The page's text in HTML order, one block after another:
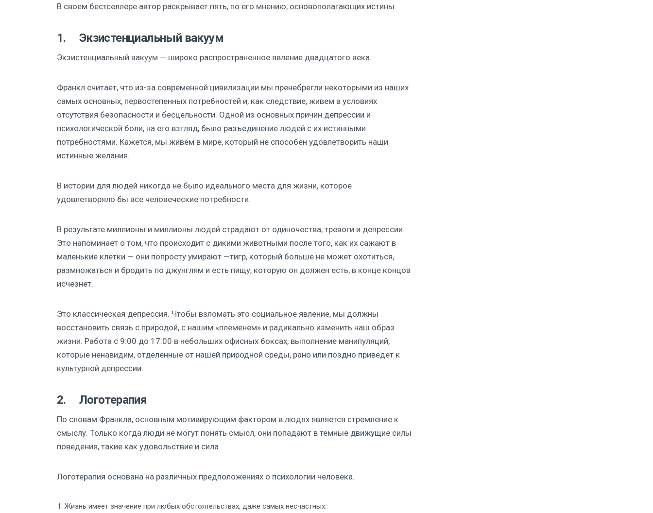
В своем бестселлере автор раскрывает пять, по его мнению, основополагающих истины.
1. Экзистенциальный вакуум
Экзистенциальный вакуум — широко распространенное явление двадцатого века.
Франкл считает, что из-за современной цивилизации мы пренебрегли некоторыми из наших
самых основных, первостепенных потребностей и, как следствие, живем в условиях
отсутствия безопасности и бесцельности. Одной из основных причин депрессии и
психологической боли, на его взгляд, было разъединение людей с их истинными
потребностями. Кажется, мы живем в мире, который не способен удовлетворить наши
истинные желания.
В истории для людей никогда не было идеального места для жизни, которое
удовлетворяло бы все человеческие потребности.
В результате миллионы и миллионы людей страдают от одиночества, тревоги и депрессии.
Это напоминает о том, что происходит с дикими животными после того, как их сажают в
маленькие клетки — они попросту умирают —тигр, который больше не может охотиться,
размножаться и бродить по джунглям и есть пищу, которую он должен есть, в конце концов
исчезнет.
Это классическая депрессия. Чтобы взломать это социальное явление, мы должны
восстановить связь с природой, с нашим «племенем» и радикально изменить наш образ
жизни. Работа с 9:00 до 17:00 в небольших офисных боксах, выполнение манипуляций,
которые ненавидим, отделенные от нашей природной среды, рано или поздно приведет к
культурной депрессии.
2. Логотерапия
По словам Франкла, основным мотивирующим фактором в людях является стремление к
смыслу. Только когда люди не могут понять смысл, они попадают в темные движущие силы
поведения, такие как удовольствие и сила.
Логотерапия основана на различных предположениях о психологии человека.
Жизнь имеет значение при любых обстоятельствах, даже самых несчастных.